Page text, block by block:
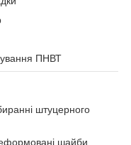
ПНВТ
штуцерного
шайби